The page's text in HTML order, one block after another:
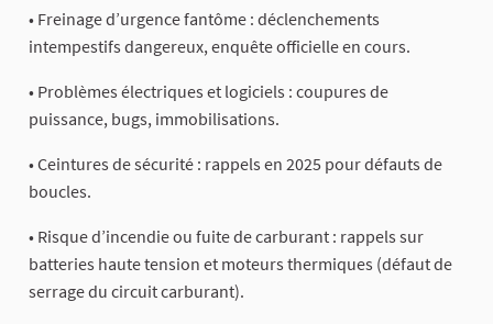
• Freinage d’urgence fantôme : déclenchements
intempestifs dangereux, enquête officielle en cours.
• Problèmes électriques et logiciels : coupures de
puissance, bugs, immobilisations.
• Ceintures de sécurité : rappels en 2025 pour défauts de
boucles.
• Risque d’incendie ou fuite de carburant : rappels sur
batteries haute tension et moteurs thermiques (défaut de
serrage du circuit carburant).